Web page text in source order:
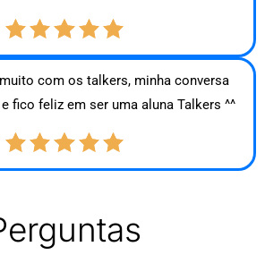
com os talkers, minha conversa
fico feliz em ser uma aluna Talkers ^^